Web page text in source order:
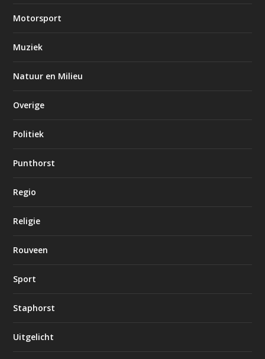
Motorsport
Muziek
Natuur en Milieu
Overige
Politiek
Punthorst
Regio
Religie
Rouveen
Sport
Staphorst
Uitgelicht